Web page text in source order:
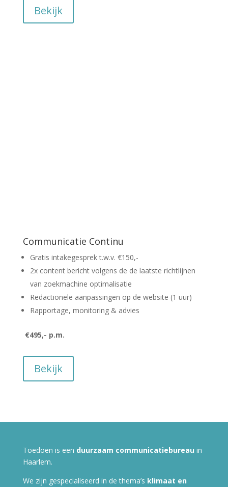
Bekijk
Communicatie Continu
Gratis intakegesprek t.w.v. €150,-
2x content bericht volgens de de laatste richtlijnen
van zoekmachine optimalisatie
Redactionele aanpassingen op de website (1 uur)
Rapportage, monitoring & advies
€495,- p.m.
Bekijk
Toedoen is een duurzaam communicatiebureau in
Haarlem.
We zijn gespecialiseerd in de thema’s klimaat en